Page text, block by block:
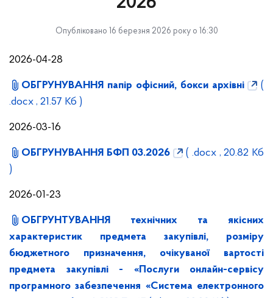
Опубліковано 16 березня 2026 року о 16:30
2026-04-28
ОБГРУНУВАННЯ папір офісний, бокси архівні
(
.docx , 21.57 Кб )
2026-03-16
ОБГРУНУВАННЯ БФП 03.2026
( .docx , 20.82 Кб
)
2026-01-23
ОБГРУНТУВАННЯ технічних та якісних
характеристик предмета закупівлі, розміру
бюджетного призначення, очікуваної вартості
предмета закупівлі - «Послуги онлайн-сервісу
програмного забезпечення «Система електронного